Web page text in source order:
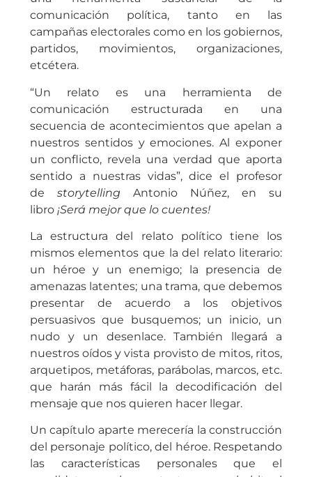
comunicación política, tanto en las
campañas electorales como en los gobiernos,
partidos, movimientos, organizaciones,
etcétera.
“Un relato es una herramienta de
comunicación estructurada en una
secuencia de acontecimientos que apelan a
nuestros sentidos y emociones. Al exponer
un conflicto, revela una verdad que aporta
sentido a nuestras vidas”, dice el profesor
de storytelling Antonio Núñez, en su
libro ¡Será mejor que lo cuentes!
La estructura del relato político tiene los
mismos elementos que la del relato literario:
un héroe y un enemigo; la presencia de
amenazas latentes; una trama, que debemos
presentar de acuerdo a los objetivos
persuasivos que busquemos; un inicio, un
nudo y un desenlace. También llegará a
nuestros oídos y vista provisto de mitos, ritos,
arquetipos, metáforas, parábolas, marcos, etc.
que harán más fácil la decodificación del
mensaje que nos quieren hacer llegar.
Un capítulo aparte merecería la construcción
del personaje político, del héroe. Respetando
las características personales que el